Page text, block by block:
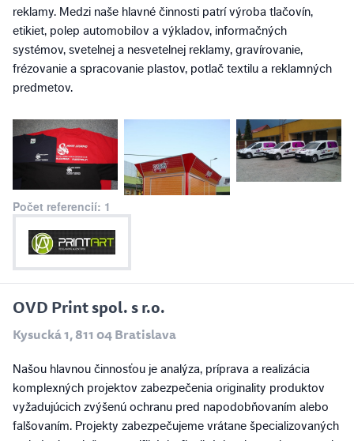
reklamy. Medzi naše hlavné činnosti patrí výroba tlačovín,
etikiet, polep automobilov a výkladov, informačných
systémov, svetelnej a nesvetelnej reklamy, gravírovanie,
frézovanie a spracovanie plastov, potlač textilu a reklamných
predmetov.
Počet referencií: 1
OVD Print spol. s r.o.
Kysucká 1, 811 04 Bratislava
Našou hlavnou činnosťou je analýza, príprava a realizácia
komplexných projektov zabezpečenia originality produktov
vyžadujúcich zvýšenú ochranu pred napodobňovaním alebo
falšovaním. Projekty zabezpečujeme vrátane špecializovaných